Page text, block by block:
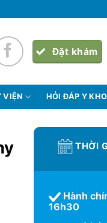
Đặt khám
VIỆN HỎI ĐÁP Y
THỜI
Hành
16h30